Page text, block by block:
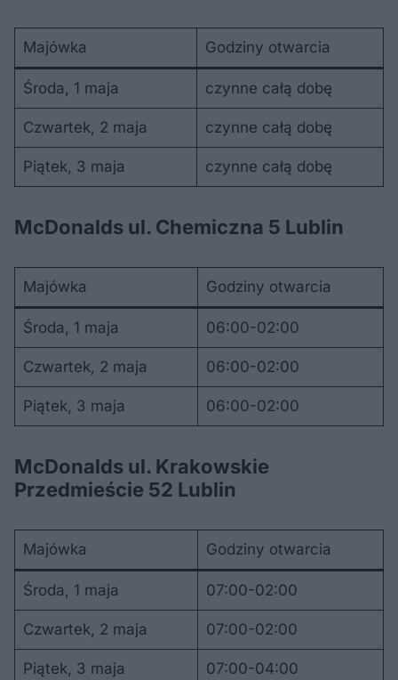
Majówka Godziny otwarcia
Środa, 1 maja czynne całą dobę
Czwartek, 2 maja czynne całą dobę
Piątek, 3 maja czynne całą dobę
McDonalds ul. Chemiczna 5 Lublin
Majówka Godziny otwarcia
Środa, 1 maja 06:00-02:00
Czwartek, 2 maja 06:00-02:00
Piątek, 3 maja 06:00-02:00
McDonalds ul. Krakowskie
Przedmieście 52 Lublin
Majówka Godziny otwarcia
Środa, 1 maja 07:00-02:00
Czwartek, 2 maja 07:00-02:00
Piątek, 3 maja 07:00-04:00